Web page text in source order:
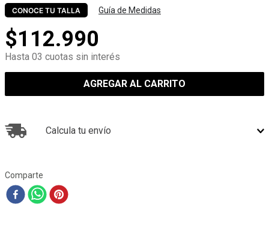
CONOCE TU TALLA Guía de Medidas
$112.990
Hasta 03 cuotas sin interés
AGREGAR AL CARRITO
Calcula tu envío
Comparte